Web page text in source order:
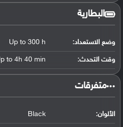
البطارية
وضع الاستعداد: Up to 300 h
وقت التحدث: to 4h 40 min
‏متفرقات‏
الألوان: Black